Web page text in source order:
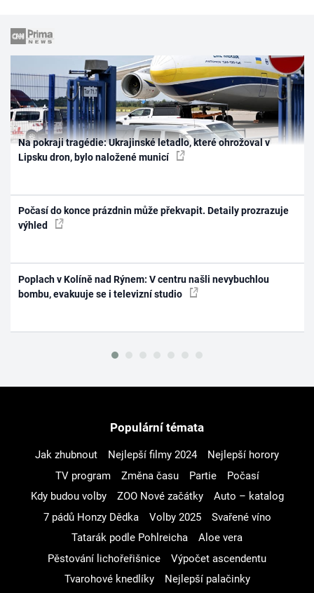
Na pokraji tragédie: Ukrajinské letadlo, které ohrožoval v
Lipsku dron, bylo naložené municí
Počasí do konce prázdnin může překvapit. Detaily prozrazuje
výhled
Poplach v Kolíně nad Rýnem: V centru našli nevybuchlou
bombu, evakuuje se i televizní studio
Populární témata
Jak zhubnout Nejlepší filmy 2024
Nejlepší horory
TV program
Změna času Partie
Počasí
Kdy budou volby
ZOO Nové začátky
Auto – katalog
7 pádů Honzy Dědka
Volby 2025
Svařené víno
Tatarák podle Pohlreicha
Aloe vera
Pěstování lichořeřišnice
Výpočet ascendentu
Tvarohové knedlíky
Nejlepší palačinky